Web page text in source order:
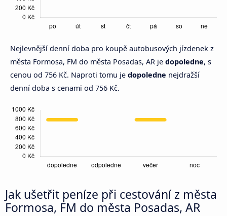
Nejlevnější denní doba pro koupě autobusových jízdenek z
města Formosa, FM do města Posadas, AR je dopoledne, s
cenou od 756 Kč. Naproti tomu je dopoledne nejdražší
denní doba s cenami od 756 Kč.
Jak ušetřit peníze při cestování z města
Formosa, FM do města Posadas, AR